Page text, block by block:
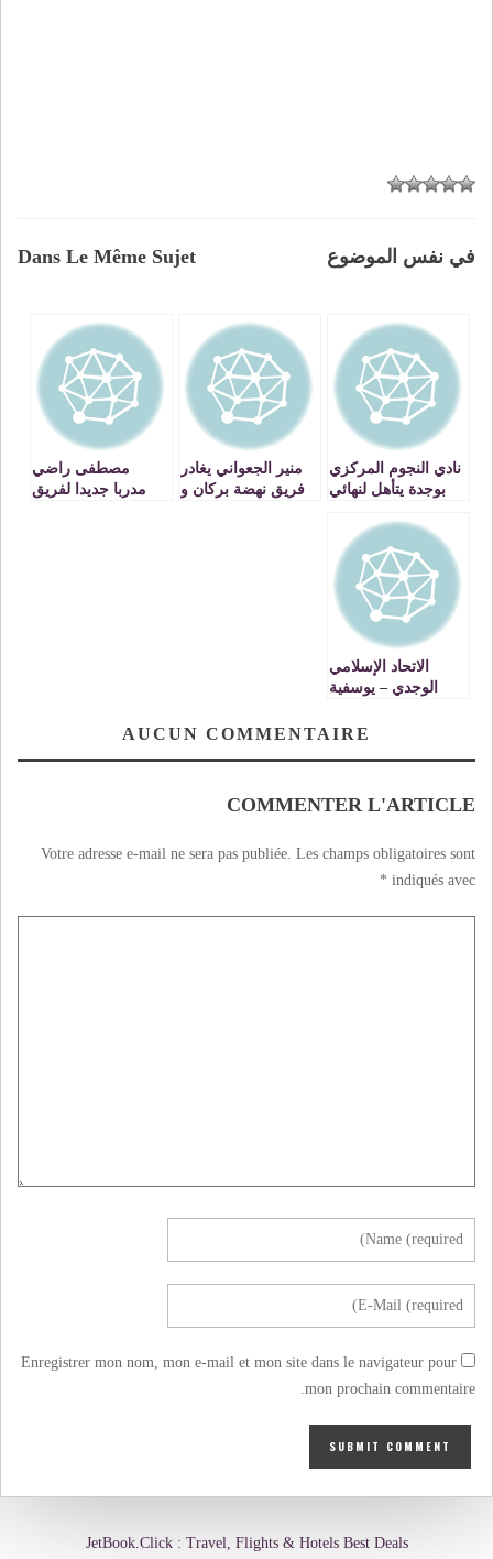
Dans Le Même Sujet في نفس الموضوع
نادي النجوم المركزي
بوجدة يتأهل لنهائي
بالرباط
منير الجعواني يغادر
فريق نهضة بركان و
مصطفى راضي
مدربا جديدا لفريق
الاتحاد الإسلامي
الوجدي – يوسفية
الوجدي يستعيد نغمةAUCUN COMMENTAIRE
COMMENTER L'ARTICLE
Votre adresse e-mail ne sera pas publiée. Les champs obligatoires sont
indiqués avec
*
Enregistrer mon nom, mon e-mail et mon site dans le navigateur pour
mon prochain commentaire.
JetBook.Click : Travel, Flights & Hotels Best Deals